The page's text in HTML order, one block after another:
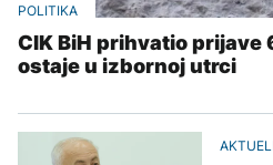
POLITIKA
CIK BiH prihvatio prijave
ostaje u izbornoj utrci